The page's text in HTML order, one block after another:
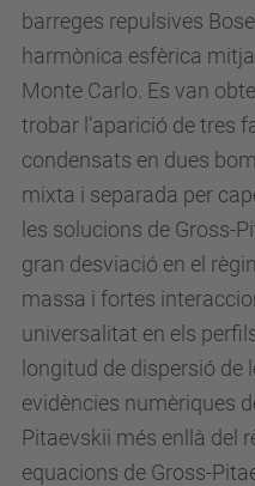
barreges repulsives
harmònica esfèrica
Monte Carlo. Es van
trobar l’aparició de tres
condensats en dues
mixta i separada per
les solucions de Gross-
gran desviació en el
massa i fortes
universalitat en els
longitud de dispersió de
evidències numèriques
Pitaevskii més enllà del
equacions de Gross-